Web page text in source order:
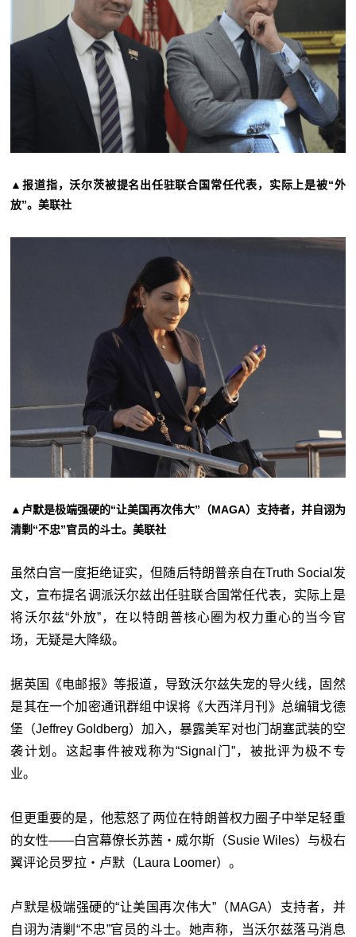
▲报道指，沃尔茨被提名出任驻联合国常任代表，实际上是被“外
放”。美联社
▲卢默是极端强硬的“让美国再次伟大”（MAGA）支持者，并自诩为
清剿“不忠”官员的斗士。美联社
虽然白宫一度拒绝证实，但随后特朗普亲自在Truth Social发
文，宣布提名调派沃尔兹出任驻联合国常任代表，实际上是
将沃尔兹“外放”，在以特朗普核心圈为权力重心的当今官
场，无疑是大降级。
据英国《电邮报》等报道，导致沃尔兹失宠的导火线，固然
是其在一个加密通讯群组中误将《大西洋月刊》总编辑戈德
堡（Jeffrey Goldberg）加入，暴露美军对也门胡塞武装的空
袭计划。这起事件被戏称为“Signal门”，被批评为极不专
业。
但更重要的是，他惹怒了两位在特朗普权力圈子中举足轻重
的女性——白宫幕僚长苏茜・威尔斯（Susie Wiles）与极右
翼评论员罗拉・卢默（Laura Loomer）。
卢默是极端强硬的“让美国再次伟大”（MAGA）支持者，并
自诩为清剿“不忠”官员的斗士。她声称，当沃尔兹落马消息